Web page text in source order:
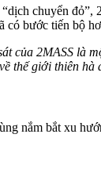
chuyển
có bước tiến bộ
của 2MASS là
thế giới thiên hà
nắm bắt xu